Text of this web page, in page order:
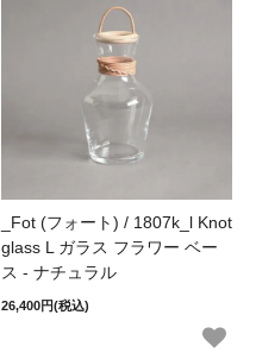
_Fot (フォート) / 1807k_l Knot
glass L ガラス フラワー ベー
ス - ナチュラル
26,400円(税込)